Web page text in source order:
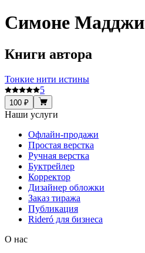
Симоне Мадджи
Книги автора
Тонкие нити истины
5
100 ₽
Наши услуги
Офлайн-продажи
Простая верстка
Ручная верстка
Буктрейлер
Корректор
Дизайнер обложки
Заказ тиража
Публикация
Rideró для бизнеса
О нас